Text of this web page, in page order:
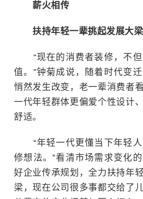
薪火相传
扶持年轻一辈挑起发展大梁
“现在的消费者装修，不但
值。”钟菊成说，随着时代变
悄然发生改变，老一辈消费者
一代年轻群体更偏爱个性设计
舒适。
“年轻一代更懂当下年轻人
修想法。”看清市场需求变化
好企业传承规划，全力扶持年
梁，现在公司很多事都交给了